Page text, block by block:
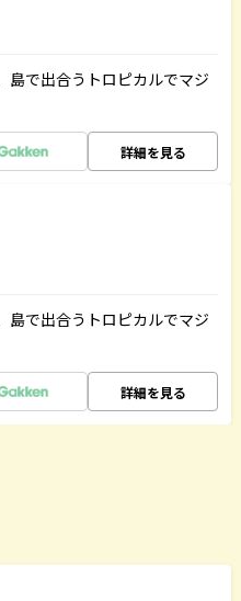
島で出合うトロピカルでマジ
詳細を見る
島で出合うトロピカルでマジ
詳細を見る